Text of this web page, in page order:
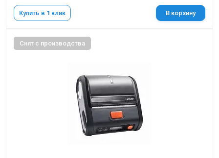
Купить в 1 клик В корзину
Снят с производства